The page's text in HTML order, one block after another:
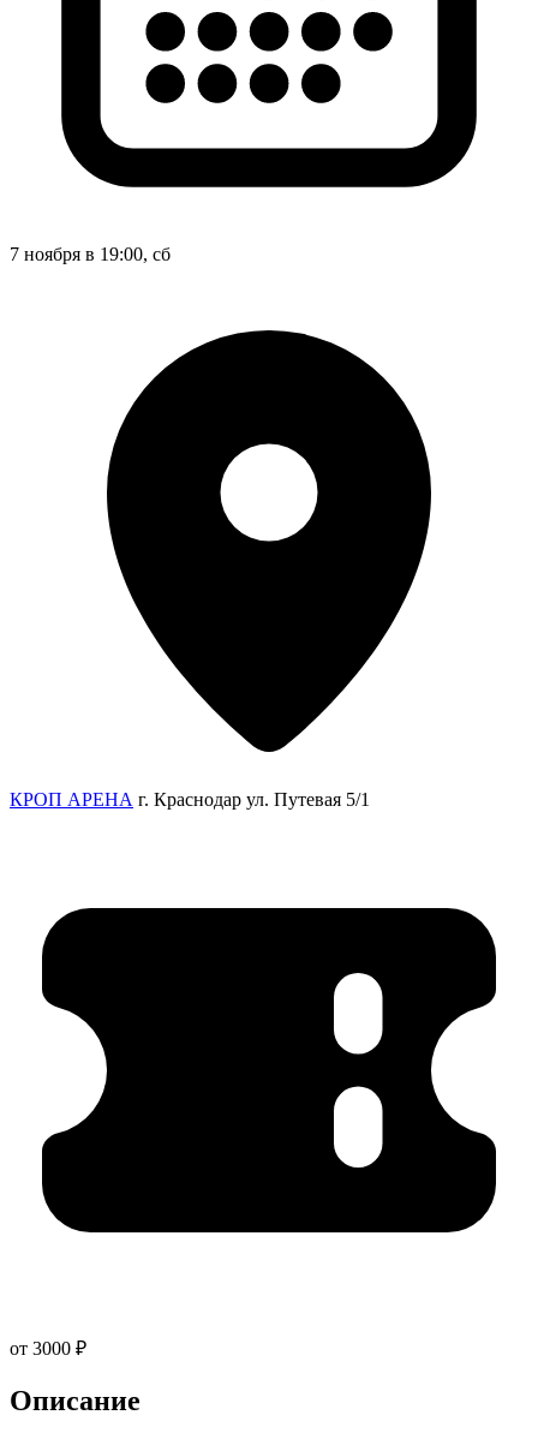
7 ноября в 19:00, сб
КРОП АРЕНА г. Краснодар ул. Путевая 5/1
от 3000 ₽
Описание